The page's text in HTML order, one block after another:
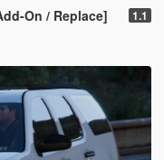
On / Replace] 1.1